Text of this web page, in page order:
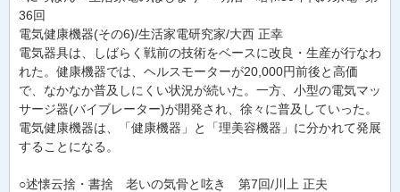
36回
電気健康機器(その6)/生活家電研究家/大西 正幸
電気器具は、しばらく戦前の技術をベースに改良・生産が行なわ
れた。健康機器では、ヘルスモーターが20,000円前後と高価
で、なかなか普及しにくい状況が続いた。一方、小型の電気マッ
サージ器(バイブレーター)が開発され、徐々に普及していった。
電気健康機器は、「健康機器」と「理美容機器」に分かれて発展
することになる。
○述懐云捨・書捨 老いの気骨と呟き 第7回/川上 正夫